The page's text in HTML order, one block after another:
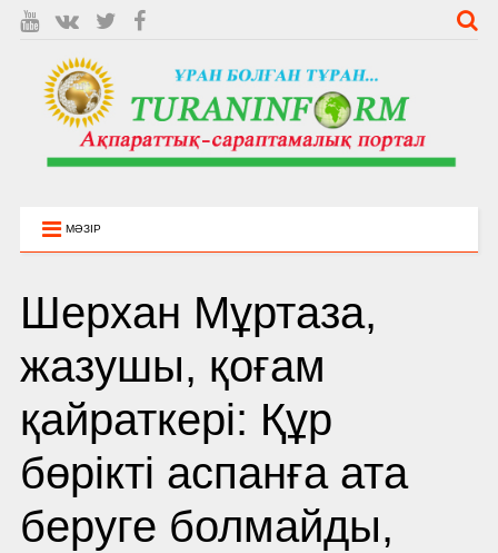
МӘЗІР
Шерхан Мұртаза,
жазушы, қоғам
қайраткері: Құр
бөрікті аспанға ата
беруге болмайды,